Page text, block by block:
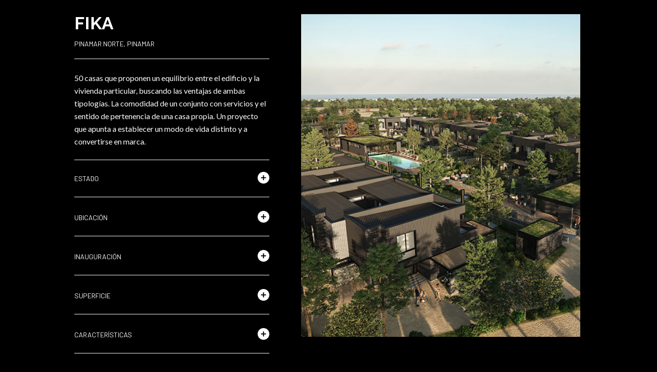
FIKA
PINAMAR NORTE, PINAMAR
50 casas que proponen un equilibrio entre el edificio y la
vivienda particular, buscando las ventajas de ambas
tipologías. La comodidad de un conjunto con servicios y el
sentido de pertenencia de una casa propia. Un proyecto
que apunta a establecer un modo de vida distinto y a
convertirse en marca.
ESTADO
UBICACIÓN
INAUGURACIÓN
SUPERFICIE
CARACTERÍSTICAS